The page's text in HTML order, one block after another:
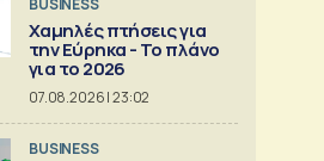
BUSINESS
Χαμηλές πτήσεις για
την Εύρηκα - Το πλάνο
για το 2026
07.08.2026 | 23:02
BUSINESS